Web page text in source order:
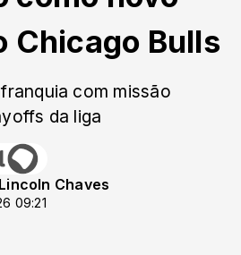
Chicago Bulls
com missão
da liga
Lincoln Chaves
09:21